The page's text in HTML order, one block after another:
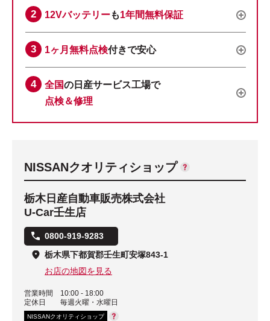
12Vバッテリーも1年間無料保証
1ヶ月無料点検付きで安心
全国の日産サービス工場で
点検＆修理
NISSANクオリティショップ
栃木日産自動車販売株式会社
U-Car壬生店
0800-919-9283
栃木県下都賀郡壬生町安塚843-1
お店の地図を見る
営業時間
10:00 - 18:00
定休日
毎週火曜・水曜日
NISSANクオリティショップ